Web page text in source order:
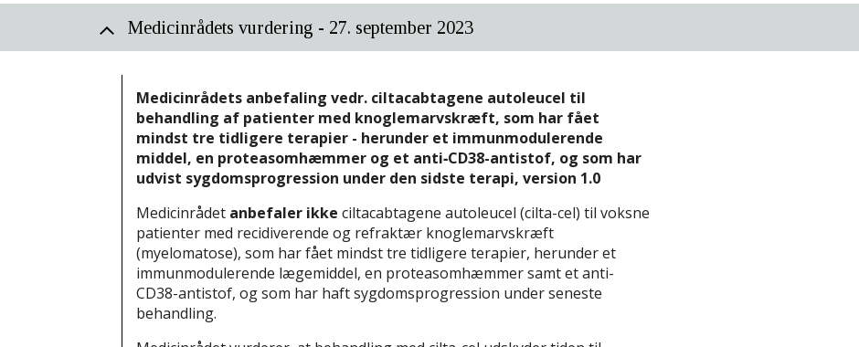
pris.
14. august 2024.
Formandskabet har besluttet, at der skal igangsættes en revurdering
14. august 2024.
Medicinrådets formandskab har besluttet, at Medicinrådet skal revurdere ciltacabtagene
Medicinrådet har modtaget en anmodning om revurdering
25. marts 2024.
Medicinrådets vurdering - 27. september 2023
Medicinrådets anbefaling vedr. ciltacabtagene autoleucel til
behandling af patienter med knoglemarvskræft, som har fået
mindst tre tidligere terapier - herunder et immunmodulerende
middel, en proteasomhæmmer og et anti‑CD38-antistof, og som har
udvist sygdomsprogression under den sidste terapi, version 1.0
Medicinrådet anbefaler ikke ciltacabtagene autoleucel (cilta-cel) til voksne
patienter med recidiverende og refraktær knoglemarvskræft
(myelomatose), som har fået mindst tre tidligere terapier, herunder et
immunmodulerende lægemiddel, en proteasomhæmmer samt et anti-
CD38-antistof, og som har haft sygdomsprogression under seneste
behandling.